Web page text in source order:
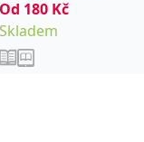
Od 180 Kč
Skladem